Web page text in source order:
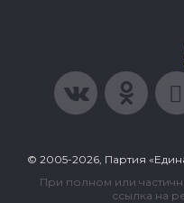
© 2005-2026, Партия
При полном или
ссылка на